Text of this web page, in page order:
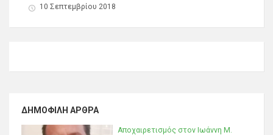
10 Σεπτεμβρίου 2018
ΔΗΜΟΦΙΛΉ ΆΡΘΡΑ
Αποχαιρετισμός στον Ιωάννη Μ.